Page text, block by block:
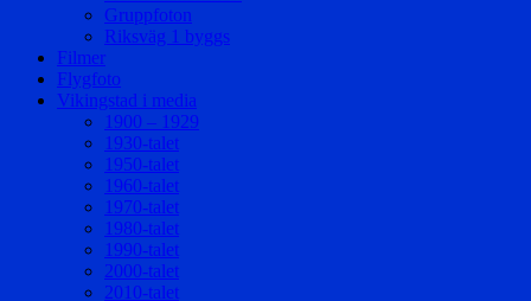
Gruppfoton
Riksväg 1 byggs
Filmer
Flygfoto
Vikingstad i media
1900 – 1929
1930-talet
1950-talet
1960-talet
1970-talet
1980-talet
1990-talet
2000-talet
2010-talet